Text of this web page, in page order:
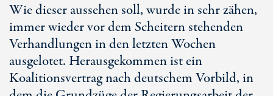
Wie dieser aussehen soll, wurde in sehr zähen,
immer wieder vor dem Scheitern stehenden
Verhandlungen in den letzten Wochen
ausgelotet. Herausgekommen ist ein
Koalitionsvertrag nach deutschem Vorbild, in